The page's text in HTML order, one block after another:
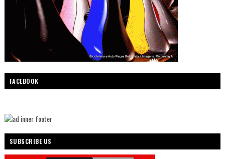
FACEBOOK
SUBSCRIBE US